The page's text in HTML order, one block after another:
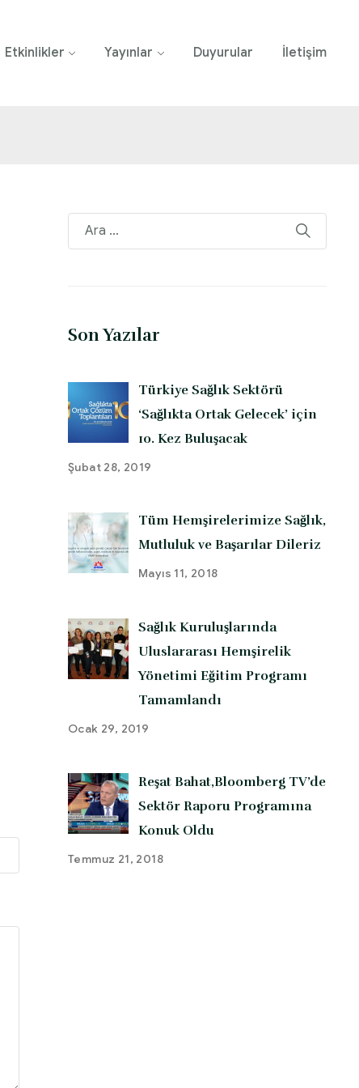
Etkinlikler Yayınlar Duyurular İletişim
Son Yazılar
Türkiye Sağlık Sektörü
‘Sağlıkta Ortak Gelecek’ için
10. Kez Buluşacak
Şubat 28, 2019
Tüm Hemşirelerimize Sağlık,
Mutluluk ve Başarılar Dileriz
Mayıs 11, 2018
Sağlık Kuruluşlarında
Uluslararası Hemşirelik
Yönetimi Eğitim Programı
Tamamlandı
Ocak 29, 2019
Reşat Bahat,Bloomberg TV’de
Sektör Raporu Programına
Konuk Oldu
Temmuz 21, 2018